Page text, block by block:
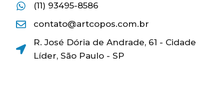
(11) 93495-8586
contato@artcopos.com.br
R. José Dória de Andrade, 61 - Cidade
Líder, São Paulo - SP